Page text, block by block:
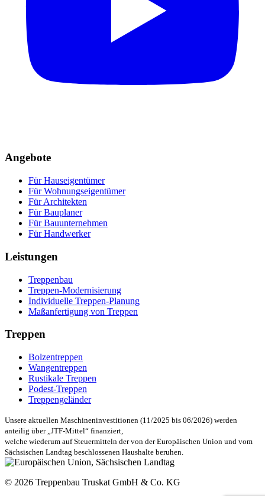
Angebote
Für Hauseigentümer
Für Wohnungseigentümer
Für Architekten
Für Bauplaner
Für Bauunternehmen
Für Handwerker
Leistungen
Treppenbau
Treppen-Modernisierung
Individuelle Treppen-Planung
Maßanfertigung von Treppen
Treppen
Bolzentreppen
Wangentreppen
Rustikale Treppen
Podest-Treppen
Treppengeländer
Unsere aktuellen Maschineninvestitionen (11/2025 bis 06/2026) werden
anteilig über „JTF-Mittel“ finanziert,
welche wiederum auf Steuermitteln der von der Europäischen Union und vom
Sächsischen Landtag beschlossenen Haushalte beruhen.
© 2026 Treppenbau Truskat GmbH & Co. KG